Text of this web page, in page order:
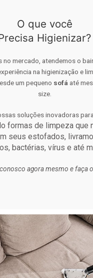
O que você
Higienizar?
no mercado, atendemos o
na higienização e
um pequeno sofá até
size.
soluções inovadoras
formas de limpeza que
seus estofados,
bactérias, vírus e até
agora mesmo e faça